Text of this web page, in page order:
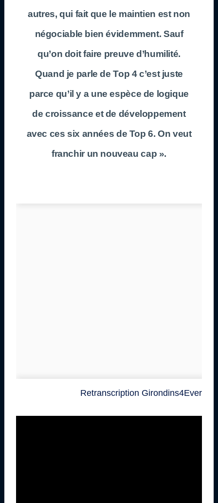
autres, qui fait que le maintien est non
négociable bien évidemment. Sauf
qu’on doit faire preuve d’humilité.
Quand je parle de Top 4 c’est juste
parce qu’il y a une espèce de logique
de croissance et de développement
avec ces six années de Top 6. On veut
franchir un nouveau cap ».
Retranscription Girondins4Ever